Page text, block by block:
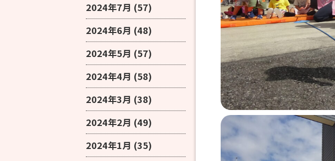
2024年7月 (57)
2024年6月 (48)
2024年5月 (57)
2024年4月 (58)
2024年3月 (38)
2024年2月 (49)
2024年1月 (35)